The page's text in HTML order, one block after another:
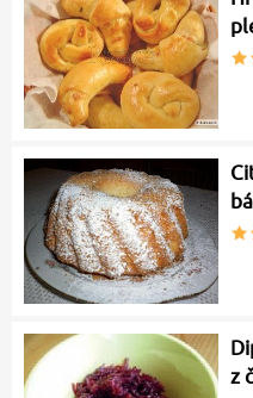
z